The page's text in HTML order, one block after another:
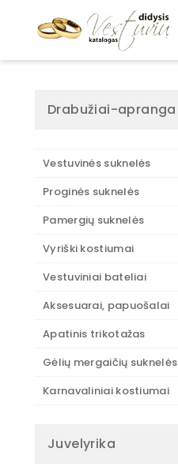
Drabužiai-apranga
Vestuvinės suknelės
Proginės suknelės
Pamergių suknelės
Vyriški kostiumai
Vestuviniai bateliai
Aksesuarai, papuošalai
Apatinis trikotažas
Gėlių mergaičių suknelės
Karnavaliniai kostiumai
Juvelyrika